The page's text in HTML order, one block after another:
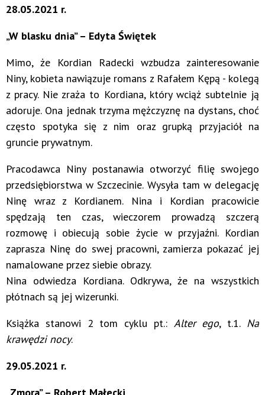
28.05.2021 r.
„W blasku dnia” – Edyta Świętek
Mimo, że Kordian Radecki wzbudza zainteresowanie
Niny, kobieta nawiązuje romans z Rafałem Kępą - kolegą
z pracy. Nie zraża to Kordiana, który wciąż subtelnie ją
adoruje. Ona jednak trzyma mężczyznę na dystans, choć
często spotyka się z nim oraz grupką przyjaciół na
gruncie prywatnym.
Pracodawca Niny postanawia otworzyć filię swojego
przedsiębiorstwa w Szczecinie. Wysyła tam w delegację
Ninę wraz z Kordianem. Nina i Kordian pracowicie
spędzają ten czas, wieczorem prowadzą szczerą
rozmowę i obiecują sobie życie w przyjaźni. Kordian
zaprasza Ninę do swej pracowni, zamierza pokazać jej
namalowane przez siebie obrazy.
Nina odwiedza Kordiana. Odkrywa, że na wszystkich
płótnach są jej wizerunki.
Książka stanowi 2 tom cyklu pt.: Alter ego, t.1. Na
krawędzi nocy.
29.05.2021 r.
„Zmora” – Robert Małecki